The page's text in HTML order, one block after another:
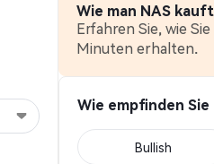
Wie man NAS
Erfahren Sie, wie
Minuten erhalten.
Wie empfinden Sie
Bullish